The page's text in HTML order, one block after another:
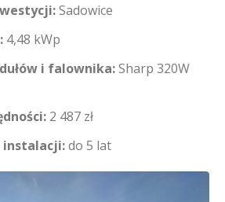
Sadowice
4,48 kWp
i falownika:Sharp 320W
2 487 zł
instalacji:do 5 lat